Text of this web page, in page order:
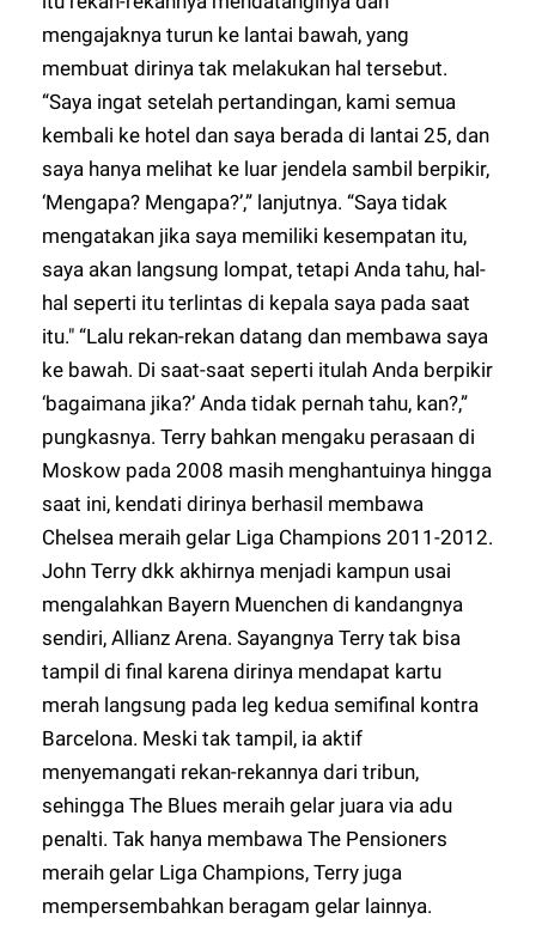
mengajaknya turun ke lantai bawah, yang
membuat dirinya tak melakukan hal tersebut.
“Saya ingat setelah pertandingan, kami semua
kembali ke hotel dan saya berada di lantai 25, dan
saya hanya melihat ke luar jendela sambil berpikir,
‘Mengapa? Mengapa?’,” lanjutnya. “Saya tidak
mengatakan jika saya memiliki kesempatan itu,
saya akan langsung lompat, tetapi Anda tahu, hal-
hal seperti itu terlintas di kepala saya pada saat
itu." “Lalu rekan-rekan datang dan membawa saya
ke bawah. Di saat-saat seperti itulah Anda berpikir
‘bagaimana jika?’ Anda tidak pernah tahu, kan?,”
pungkasnya. Terry bahkan mengaku perasaan di
Moskow pada 2008 masih menghantuinya hingga
saat ini, kendati dirinya berhasil membawa
Chelsea meraih gelar Liga Champions 2011-2012.
John Terry dkk akhirnya menjadi kampun usai
mengalahkan Bayern Muenchen di kandangnya
sendiri, Allianz Arena. Sayangnya Terry tak bisa
tampil di final karena dirinya mendapat kartu
merah langsung pada leg kedua semifinal kontra
Barcelona. Meski tak tampil, ia aktif
menyemangati rekan-rekannya dari tribun,
sehingga The Blues meraih gelar juara via adu
penalti. Tak hanya membawa The Pensioners
meraih gelar Liga Champions, Terry juga
mempersembahkan beragam gelar lainnya.